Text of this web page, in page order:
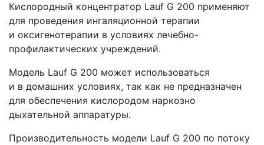
Кислородный концентратор Lauf G 200 применяют
для проведения ингаляционной терапии
и оксигенотерапии в условиях лечебно-
профилактических учреждений.
Модель Lauf G 200 может использоваться
и в домашних условиях, так как не предназначен
для обеспечения кислородом наркозно
дыхательной аппаратуры.
Производительность модели Lauf G 200 по потоку